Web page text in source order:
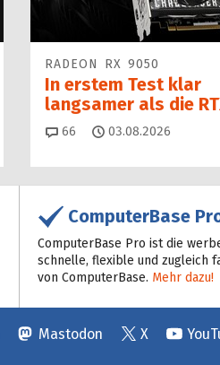
RADEON RX 9050
In erstem Test klar
langsamer als die
66 Kommentare
03.08.2026
ComputerBase
ComputerBase Pro ist die
schnelle, flexible und zugleich
von ComputerBase. Mehr dazu!
Mastodon X